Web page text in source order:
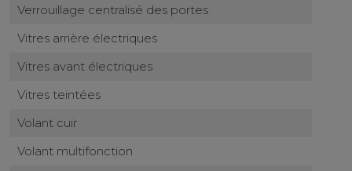
Verrouillage centralisé des portes
Vitres arrière électriques
Vitres avant électriques
Vitres teintées
Volant cuir
Volant multifonction